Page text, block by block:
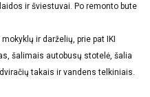
ir šviestuvai. Po remonto bute
ir darželių, prie pat IKI
šalimais autobusų stotelė, šalia
takais ir vandens telkiniais.